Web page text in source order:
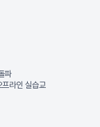
파
라인 실습교